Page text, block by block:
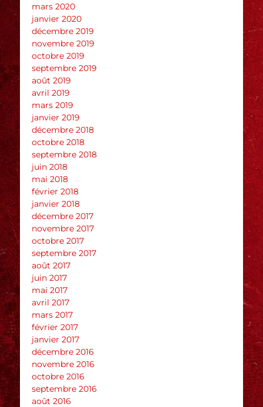
mars 2020
janvier 2020
décembre 2019
novembre 2019
octobre 2019
septembre 2019
août 2019
avril 2019
mars 2019
janvier 2019
décembre 2018
octobre 2018
septembre 2018
juin 2018
mai 2018
février 2018
janvier 2018
décembre 2017
novembre 2017
octobre 2017
septembre 2017
août 2017
juin 2017
mai 2017
avril 2017
mars 2017
février 2017
janvier 2017
décembre 2016
novembre 2016
octobre 2016
septembre 2016
août 2016